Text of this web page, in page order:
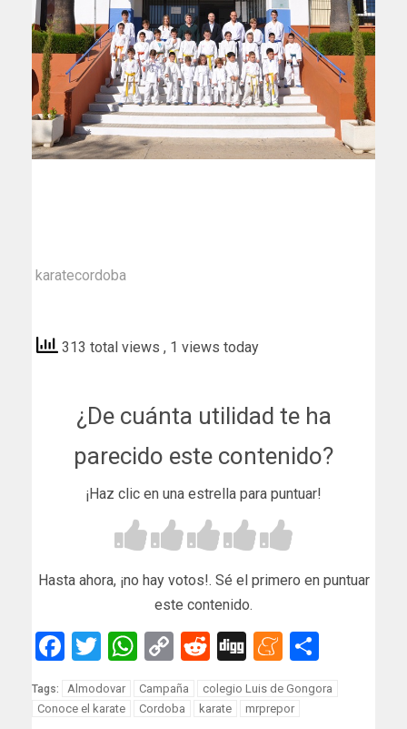
karatecordoba
313 total views , 1 views today
¿De cuánta utilidad te ha
parecido este contenido?
¡Haz clic en una estrella para puntuar!
Hasta ahora, ¡no hay votos!. Sé el primero en puntuar
este contenido.
Facebook
Twitter
WhatsApp
Copy
Link
Reddit
Digg
Tags: Almodovar Campaña
colegio Luis de Gongora
Conoce el karate
Cordoba karate mrprepor